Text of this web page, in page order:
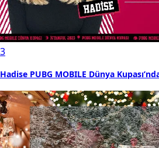
3
Hadise PUBG MOBILE Dünya